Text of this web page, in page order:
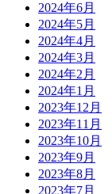
2024年6月
2024年5月
2024年4月
2024年3月
2024年2月
2024年1月
2023年12月
2023年11月
2023年10月
2023年9月
2023年8月
2023年7月